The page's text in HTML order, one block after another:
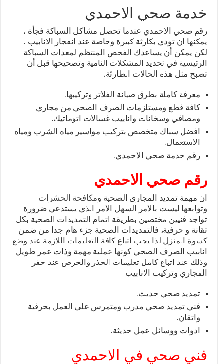
خدمة صحي الاحمدي
رقم صحي الاحمدي عندما تحصل مشاكل السباكة فجأة ،
يمكنها ان تودي بكارثة كبيرة وخاصة عند انفجار الانابيب .
لكن يمكن أن يساعدك الفحص المنتظم لمعدات السباكة
الرئيسية في تحديد المشكلات النامية وتصحيحها قبل أن
تصبح مثل هذه الحالات الطارئة.
معرفة كاملة بطرق صيانة الفلاتر وتركيبها.
كافة قطع ومستلزمات الصرف الصحي من مجاري
ومصافي وسخانات وانابيب غسالات اتوماتيك.
افضل سباك متخصص بتركيب مواسير مياه الشرب ومياه
الاستعمال.
رقم خدمة صحي الاحمدي.
رقم صحي الاحمدي
ان مهمة تمديد المجاري الصحية ومكافحة الحشرات
وتوابعها ليست بالامر السهل الامر الذي يستدعي ضرورة
تواجد فنيين مختصين بطريقة اتمام التمديدات الصحية بكل
تقانة و حرفية، فالتمديدات الصحية جزء هام جدا من ضمن
كسوة المنزل لذا يجب اتباع كافة التعليمات اللازمة عند وضع
انابيب الصرف الصحي كونها عملية مهمة وذات عمر طويل
وذلك عند اتباع كامل تعليمات الحذر والحرص عند حفر
المجاري وتركيب الانابيب
تمديد صحي حديث.
فني تمديد صحي مدرب ومتمرس على العمل بحرفية
واتقان.
ادوات ووسائل عمل حديثة.
فني صحي في الاحمدي